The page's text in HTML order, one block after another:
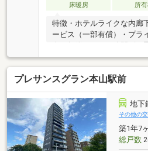
床暖房 所
特徴・ホテルライクな内廊
ービス（一部有償）・プラ
（有償）・二重床、二重天
寄せ・ハンズフリーキーシ
能（飼育細則有）・地震の
キッチン：天然御影石カウ
ポーザー、食器洗い乾燥機
浴室：ハイクオリティパネ
ンライト、手すり兼スライ
納、カウンタートップ天板
乾燥機
プレサンスグラン本山駅前
地下
その他の
築1年7
総戸数